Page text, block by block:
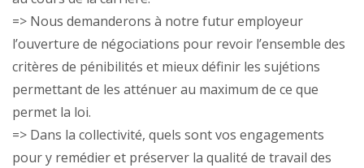
=> Nous demanderons à notre futur employeur
l’ouverture de négociations pour revoir l’ensemble des
critères de pénibilités et mieux définir les sujétions
permettant de les atténuer au maximum de ce que
permet la loi.
=> Dans la collectivité, quels sont vos engagements
pour y remédier et préserver la qualité de travail des